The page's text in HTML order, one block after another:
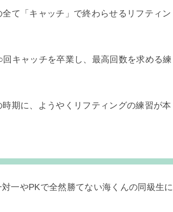
て「キャッチ」で終わらせるリフティン
キャッチを卒業し、最高回数を求める練
期に、ようやくリフティングの練習が本
一やPKで全然勝てない海くんの同級生に